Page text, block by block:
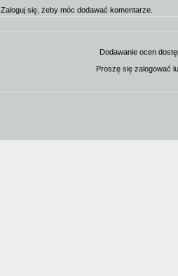
Zaloguj się, żeby móc dodawać komentarze.
Dodawanie ocen
Proszę się zalogować